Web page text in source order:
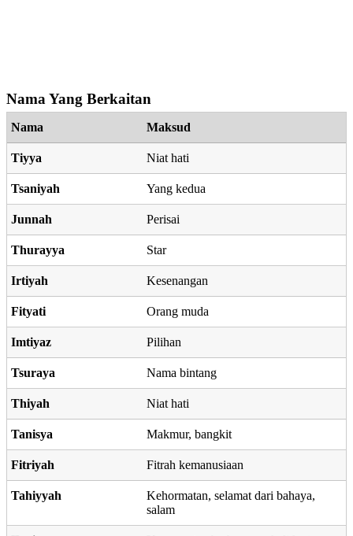
Nama Yang Berkaitan
Nama Maksud
Tiyya Niat hati
Tsaniyah Yang kedua
Junnah Perisai
Thurayya Star
Irtiyah Kesenangan
Fityati Orang muda
Imtiyaz Pilihan
Tsuraya Nama bintang
Thiyah Niat hati
Tanisya Makmur, bangkit
Fitriyah Fitrah kemanusiaan
Tahiyyah
Kehormatan, selamat dari bahaya,
salam